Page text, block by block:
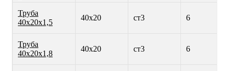
Труба
40х20х1,5
40х20 ст3 6
Труба
40х20х1,8
40х20 ст3 6